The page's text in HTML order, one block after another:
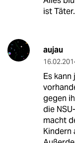
ist Täter.
aujau
Es
gegen
die
macht
Kindern